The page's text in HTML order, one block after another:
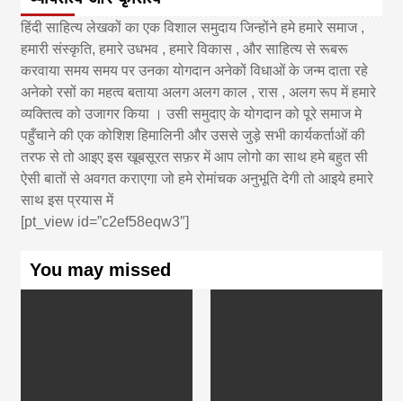
हिंदी साहित्य लेखकों का एक विशाल समुदाय जिन्होंने हमे हमारे समाज ,
हमारी संस्कृति, हमारे उधभव , हमारे विकास , और साहित्य से रूबरू
करवाया समय समय पर उनका योगदान अनेकों विधाओं के जन्म दाता रहे
अनेको रसों का महत्व बताया अलग अलग काल , रास , अलग रूप में हमारे
व्यक्तित्व को उजागर किया । उसी समुदाए के योगदान को पूरे समाज मे
पहुँचाने की एक कोशिश हिमालिनी और उससे जुड़े सभी कार्यकर्ताओं की
तरफ से तो आइए इस खूबसूरत सफ़र में आप लोगो का साथ हमे बहुत सी
ऐसी बातों से अवगत कराएगा जो हमे रोमांचक अनुभूति देगी तो आइये हमारे
साथ इस प्रयास में
[pt_view id=”c2ef58eqw3″]
You may missed